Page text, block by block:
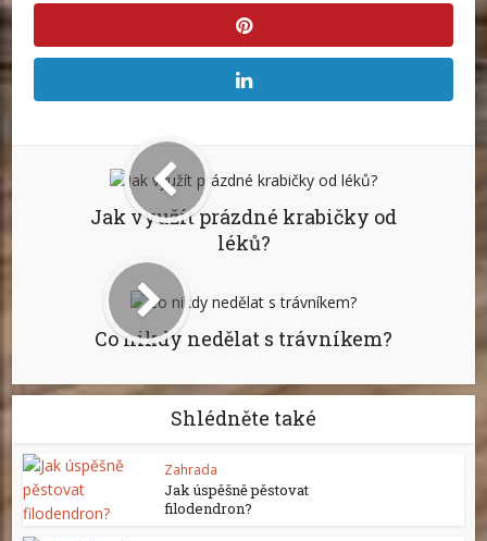
Jak využít prázdné krabičky od
léků?
Co nikdy nedělat s trávníkem?
Shlédněte také
Zahrada
Jak úspěšně pěstovat
filodendron?